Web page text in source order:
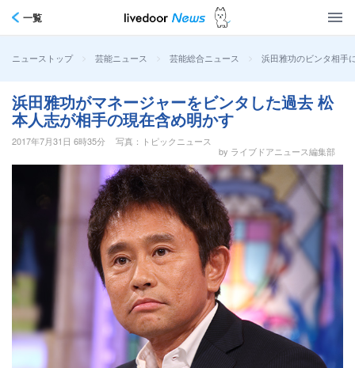
一覧
ニューストップ > 芸能ニュース > 芸能総合ニュース > 浜田雅功のビンタ相手
浜田雅功がマネージャーをビンタした過去 松
本人志が相手の現在含め明かす
2017年7月31日 6時35分
写真：トピックニュース
by ライブドアニュース編集部